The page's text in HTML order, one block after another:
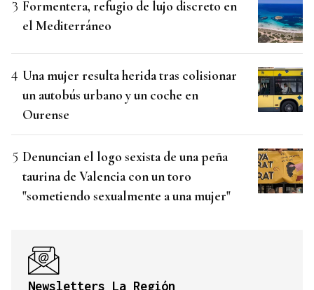
Formentera, refugio de lujo discreto en
el Mediterráneo
Una mujer resulta herida tras colisionar
un autobús urbano y un coche en
Ourense
Denuncian el logo sexista de una peña
taurina de Valencia con un toro
"sometiendo sexualmente a una mujer"
Newsletters La Región